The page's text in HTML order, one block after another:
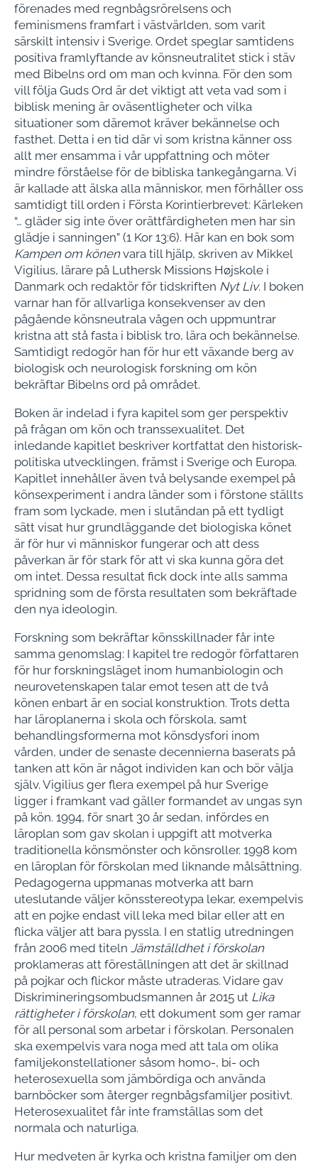
förenades med regnbågsrörelsens och
feminismens framfart i västvärlden, som varit
särskilt intensiv i Sverige. Ordet speglar samtidens
positiva framlyftande av könsneutralitet stick i stäv
med Bibelns ord om man och kvinna. För den som
vill följa Guds Ord är det viktigt att veta vad som i
biblisk mening är oväsentligheter och vilka
situationer som däremot kräver bekännelse och
fasthet. Detta i en tid där vi som kristna känner oss
allt mer ensamma i vår uppfattning och möter
mindre förståelse för de bibliska tankegångarna. Vi
är kallade att älska alla människor, men förhåller oss
samtidigt till orden i Första Korintierbrevet: Kärleken
“… gläder sig inte över orättfärdigheten men har sin
glädje i sanningen” (1 Kor 13:6). Här kan en bok som
Kampen om könenvara till hjälp, skriven av Mikkel
Vigilius, lärare på Luthersk Missions Højskole i
Danmark och redaktör för tidskriften Nyt Liv. I boken
varnar han för allvarliga konsekvenser av den
pågående könsneutrala vågen och uppmuntrar
kristna att stå fasta i biblisk tro, lära och bekännelse.
Samtidigt redogör han för hur ett växande berg av
biologisk och neurologisk forskning om kön
bekräftar Bibelns ord på området.
Boken är indelad i fyra kapitel som ger perspektiv
på frågan om kön och transsexualitet. Det
inledande kapitlet beskriver kortfattat den historisk-
politiska utvecklingen, främst i Sverige och Europa.
Kapitlet innehåller även två belysande exempel på
könsexperiment i andra länder som i förstone ställts
fram som lyckade, men i slutändan på ett tydligt
sätt visat hur grundläggande det biologiska könet
är för hur vi människor fungerar och att dess
påverkan är för stark för att vi ska kunna göra det
om intet. Dessa resultat fick dock inte alls samma
spridning som de första resultaten som bekräftade
den nya ideologin.
Forskning som bekräftar könsskillnader får inte
samma genomslag: I kapitel tre redogör författaren
för hur forskningsläget inom humanbiologin och
neurovetenskapen talar emot tesen att de två
könen enbart är en social konstruktion. Trots detta
har läroplanerna i skola och förskola, samt
behandlingsformerna mot könsdysfori inom
vården, under de senaste decennierna baserats på
tanken att kön är något individen kan och bör välja
själv. Vigilius ger flera exempel på hur Sverige
ligger i framkant vad gäller formandet av ungas syn
på kön. 1994, för snart 30 år sedan, infördes en
läroplan som gav skolan i uppgift att motverka
traditionella könsmönster och könsroller. 1998 kom
en läroplan för förskolan med liknande målsättning.
Pedagogerna uppmanas motverka att barn
uteslutande väljer könsstereotypa lekar, exempelvis
att en pojke endast vill leka med bilar eller att en
flicka väljer att bara pyssla. I en statlig utredningen
från 2006 med titeln Jämställdhet i förskolan
proklameras att föreställningen att det är skillnad
på pojkar och flickor måste utraderas. Vidare gav
Diskrimineringsombudsmannen år 2015 ut Lika
rättigheter i förskolan, ett dokument som ger ramar
för all personal som arbetar i förskolan. Personalen
ska exempelvis vara noga med att tala om olika
familjekonstellationer såsom homo-, bi- och
heterosexuella som jämbördiga och använda
barnböcker som återger regnbågsfamiljer positivt.
Heterosexualitet får inte framställas som det
normala och naturliga.
Hur medveten är kyrka och kristna familjer om den